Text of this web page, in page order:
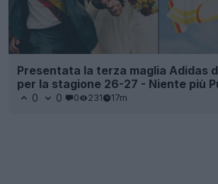
Presentata la terza maglia Adidas
per la stagione 26-27 - Niente più
0 0 0 231 17m